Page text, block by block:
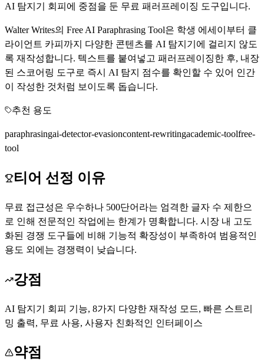
AI 탐지기 회피에 중점을 둔 무료 패러프레이징 도구입니다.
Walter Writes의 Free AI Paraphrasing Tool은 학생 에세이부터 클
라이언트 카피까지 다양한 콘텐츠를 AI 탐지기에 걸리지 않도
록 재작성합니다. 텍스트를 붙여넣고 패러프레이징한 후, 내장
된 스코어링 도구로 즉시 AI 탐지 점수를 확인할 수 있어 인간
이 작성한 것처럼 보이도록 돕습니다.
추천 용도
paraphrasingai-detector-evasioncontent-rewritingacademic-toolfree-
tool
티어 선정 이유
무료 접근성은 우수하나 500단어라는 엄격한 글자 수 제한으
로 인해 전문적인 작업에는 한계가 명확합니다. 시장 내 고도
화된 경쟁 도구들에 비해 기능적 확장성이 부족하여 범용적인
용도 외에는 경쟁력이 낮습니다.
강점
AI 탐지기 회피 기능, 8가지 다양한 재작성 모드, 빠른 스트리
밍 출력, 무료 사용, 사용자 친화적인 인터페이스
약점